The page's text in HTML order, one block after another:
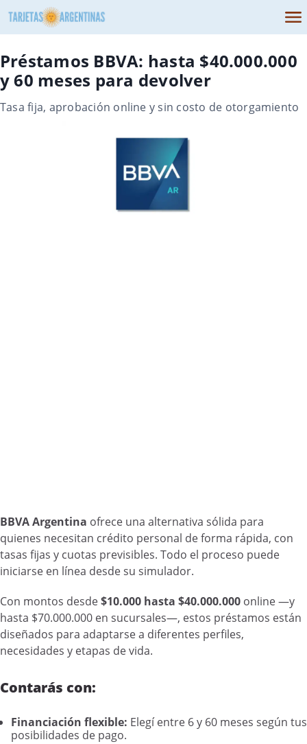
Préstamos BBVA: hasta $40.000.000
y 60 meses para devolver
Tasa fija, aprobación online y sin costo de otorgamiento
BBVA Argentina ofrece una alternativa sólida para
quienes necesitan crédito personal de forma rápida, con
tasas fijas y cuotas previsibles. Todo el proceso puede
iniciarse en línea desde su simulador.
Con montos desde$10.000 hasta $40.000.000 online —y
hasta $70.000.000 en sucursales—, estos préstamos están
diseñados para adaptarse a diferentes perfiles,
necesidades y etapas de vida.
Contarás con:
Financiación flexible: Elegí entre 6 y 60 meses según tus
posibilidades de pago.